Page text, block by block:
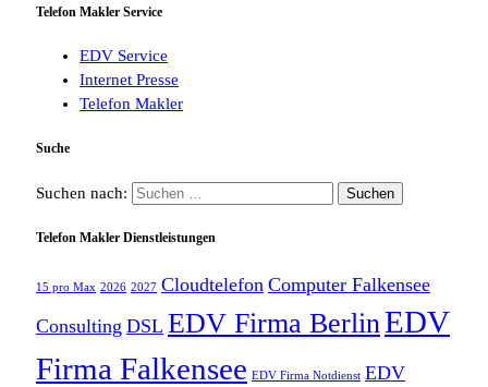
Telefon Makler Service
EDV Service
Internet Presse
Telefon Makler
Suche
Suchen nach:
Telefon Makler Dienstleistungen
15 pro Max 2026 2027 Cloudtelefon Computer Falkensee
Consulting DSL EDV Firma BerlinEDV
Firma Falkensee EDV Firma Notdienst EDV